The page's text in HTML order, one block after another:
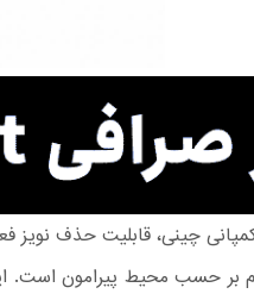
چینی، قابلیت حذف نویز